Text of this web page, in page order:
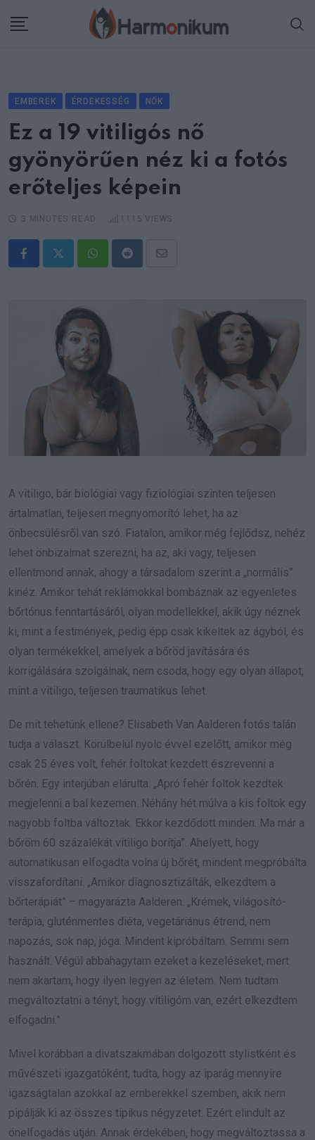
EMBEREK ÉRDEKESSÉG NŐK
Ez a 19 vitiligós nő
gyönyörűen néz ki a fotós
erőteljes képein
WhatsappRedditShare
A vitiligo, bár biológiai vagy fiziológiai szinten teljesen
ártalmatlan, teljesen megnyomorító lehet, ha az
önbecsülésről van szó. Fiatalon, amikor még fejlődsz, nehéz
lehet önbizalmat szerezni, ha az, aki vagy, teljesen
ellentmond annak, ahogy a társadalom szerint a „normális”
kinéz. Amikor tehát reklámokkal bombáznak az egyenletes
bőrtónus fenntartásáról, olyan modellekkel, akik úgy néznek
ki, mint a festmények, pedig épp csak kikeltek az ágyból, és
olyan termékekkel, amelyek a bőröd javítására és
korrigálására szolgálnak, nem csoda, hogy egy olyan állapot,
mint a vitiligo, teljesen traumatikus lehet.
De mit tehetünk ellene? Elisabeth Van Aalderen fotós talán
tudja a választ. Körülbelül nyolc évvel ezelőtt, amikor még
csak 25 éves volt, fehér foltokat kezdett észrevenni a
bőrén. Egy interjúban elárulta: „Apró fehér foltok kezdtek
megjelenni a bal kezemen. Néhány hét múlva a kis foltok egy
nagyobb foltba változtak. Ekkor kezdődött minden. Ma már a
bőröm 60 százalékát vitiligo borítja”. Ahelyett, hogy
automatikusan elfogadta volna új bőrét, mindent megpróbálta
visszafordítani. „Amikor diagnosztizálták, elkezdtem a
bőrterápiát” – magyarázta Aalderen. „Krémek, világosító-
terápia, gluténmentes diéta, vegetáriánus étrend, nem
napozás, sok nap, jóga. Mindent kipróbáltam. Semmi sem
használt. Végül abbahagytam ezeket a kezeléseket, mert
nem akartam, hogy ilyen legyen az életem. Nem tudtam
megváltoztatni a tényt, hogy vitiligóm van, ezért elkezdtem
elfogadni.”
Mivel korábban a divatszakmában dolgozott stylistként és
művészeti igazgatóként, tudta, hogy az iparág mennyire
igazságtalan azokkal az emberekkel szemben, akik nem
pipálják ki az összes tipikus négyzetet. Ezért elindult az
önelfogadás útján. Annak érdekében, hogy megváltoztassa a